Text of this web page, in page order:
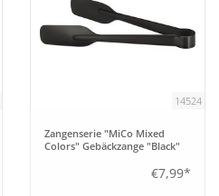
14524
Zangenserie "MiCo Mixed
Colors" Gebäckzange "Black"
€7,99*